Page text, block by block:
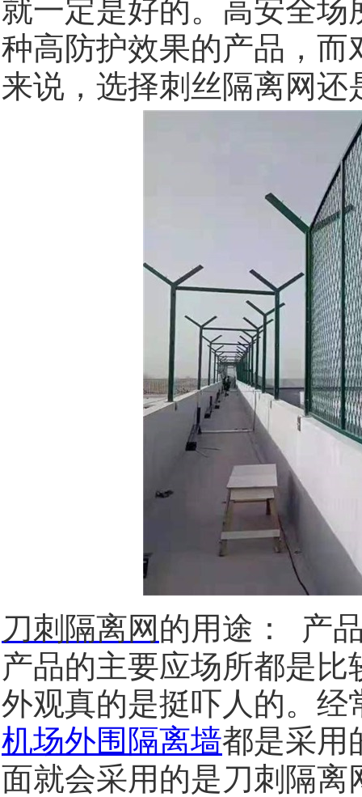
就一定是好的。高安全
种高防护效果的产品，
来说，选择刺丝隔离网还
刀刺隔离网 的用途：
产
产品的主要应场所都是
外观真的是挺吓人的。
机场外围隔离墙都是采用
面就会采用的是刀刺隔